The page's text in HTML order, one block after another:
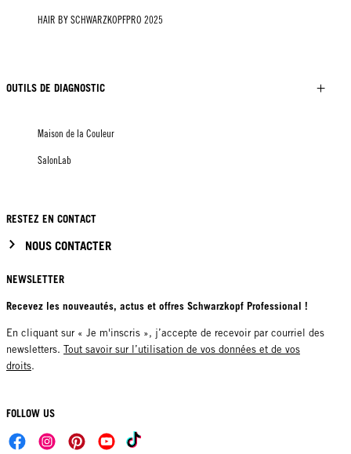
HAIR BY SCHWARZKOPFPRO 2025
OUTILS DE DIAGNOSTIC
Maison de la Couleur
SalonLab
RESTEZ EN CONTACT
NOUS CONTACTER
NEWSLETTER
Recevez les nouveautés, actus et offres Schwarzkopf Professional !
En cliquant sur « Je m'inscris », j’accepte de recevoir par courriel des
newsletters. Tout savoir sur l’utilisation de vos données et de vos
droits.
FOLLOW US